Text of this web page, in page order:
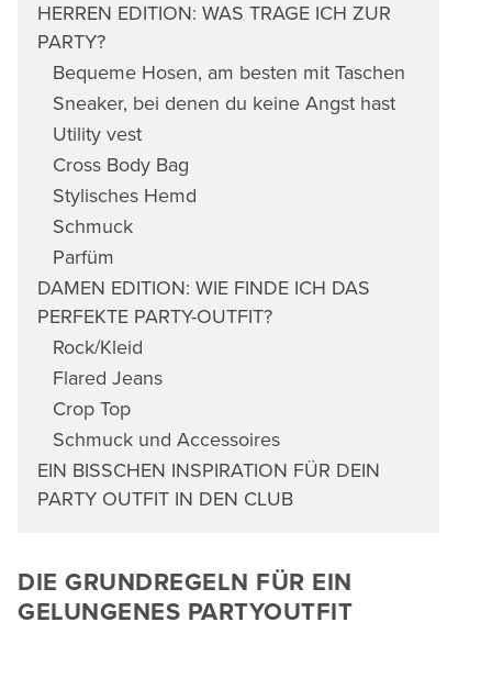
HERREN EDITION: WAS TRAGE ICH ZUR
PARTY?
Bequeme Hosen, am besten mit Taschen
Sneaker, bei denen du keine Angst hast
Utility vest
Cross Body Bag
Stylisches Hemd
Schmuck
Parfüm
DAMEN EDITION: WIE FINDE ICH DAS
PERFEKTE PARTY-OUTFIT?
Rock/Kleid
Flared Jeans
Crop Top
Schmuck und Accessoires
EIN BISSCHEN INSPIRATION FÜR DEIN
PARTY OUTFIT IN DEN CLUB
DIE GRUNDREGELN FÜR EIN
GELUNGENES PARTYOUTFIT